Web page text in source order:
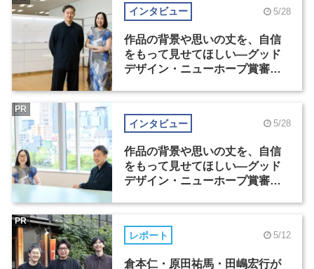
インタビュー 5/28
作品の背景や思いの丈を、自信
をもって見せてほしい―グッド
デザイン・ニューホープ賞審査
インタビュー 5/28
作品の背景や思いの丈を、自信
をもって見せてほしい―グッド
デザイン・ニューホープ賞審査
PR
レポート 5/12
倉本仁・原田祐馬・田嶋宏行が
PR